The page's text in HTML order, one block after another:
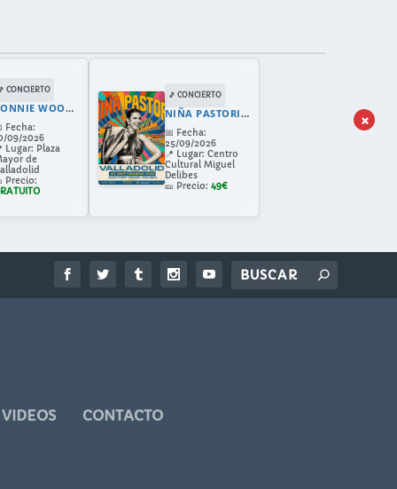
CONCIERTO
RONNIE WOOD VALLADOLID
Fecha:
09/2026
Lugar: Plaza
de
Precio:
🎵 CONCIERTO
NIÑA PASTORI EN VALLADOLID 2026: CONCIERTO EN EL CENTRO CULTURAL MIGUEL DELIBES
📅 Fecha:
25/09/2026
📍 Lugar: Centro
Cultural Miguel
Delibes
🎫 Precio: 49€
×
VIDEOS CONTACTO